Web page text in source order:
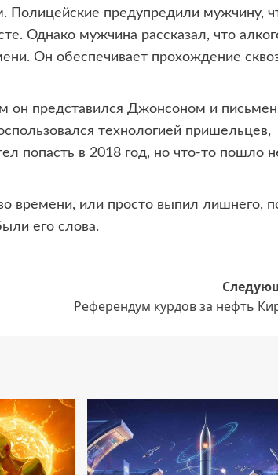
Полицейские предупредили мужчину,
Однако мужчина рассказал, что
Он обеспечивает прохождение
он представился Джонсоном и
технологией пришельцев,
попасть в 2018 год, но что-то пошло
времени, или просто выпил лишнего,
его слова.
Референдум курдов за нефть